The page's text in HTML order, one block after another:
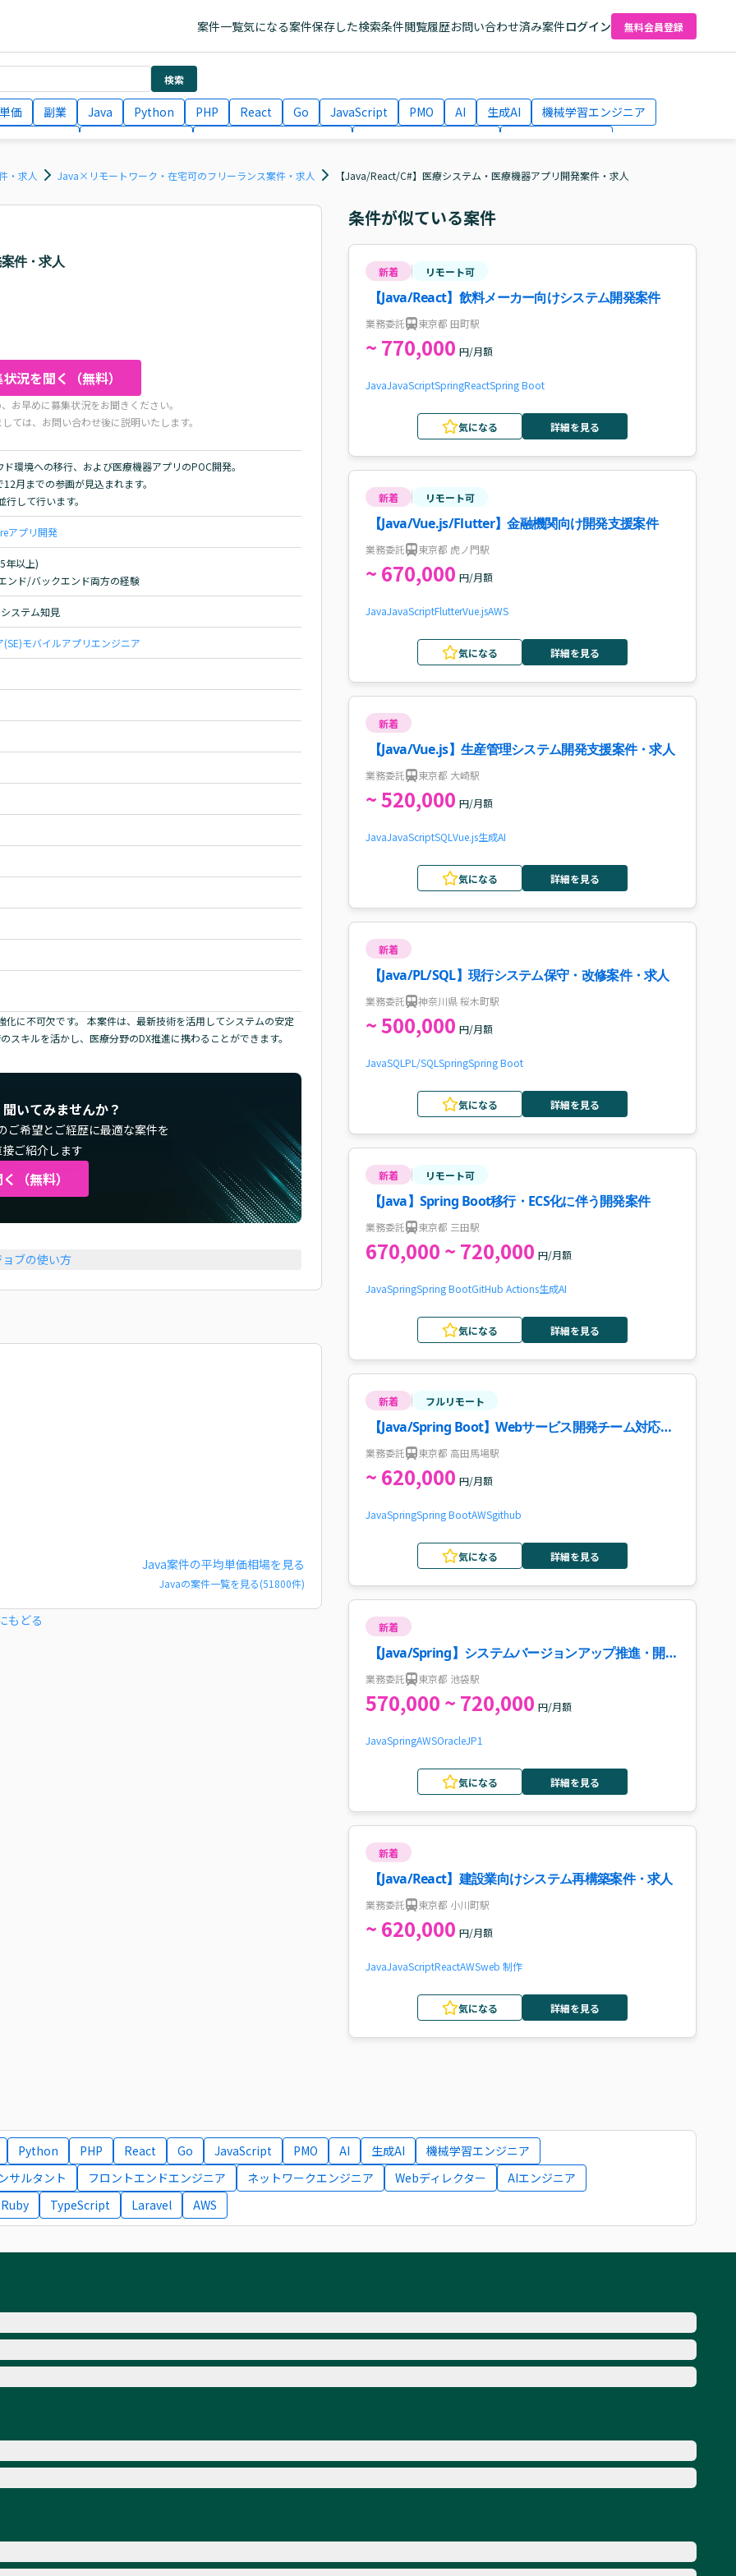
案件一覧気になる案件保存した検索条件閲覧履歴お問い合わせ済み案件ログイン 無料会員登録
検索
価 副業 Java Python PHP React Go JavaScript PMO AI 生成AI
機械学習エンジニア
月収100万円 業務委託
・求人 Java×リモートワーク・在宅可のフリーランス案件・求人 【Java/React/C#】医療システム・医療機器アプリ開発案件・求人
件・求人
況を聞く（無料）
お早めに募集状況をお聞きください。
ては、お問い合わせ後に説明いたします。
環境への移行、および医療機器アプリのPOC開発。
月までの参画が見込まれます。
して行います。
アプリ開発
年以上)
ンド/バックエンド両方の経験
ステム知見
モバイルアプリエンジニア
に不可欠です。 本案件は、最新技術を活用してシステムの安定
キルを活かし、医療分野のDX推進に携わることができます。
いてみませんか？
ご希望とご経歴に最適な案件を
ご紹介します
（無料）
ブの使い方
Java案件の平均単価相場を見る
Javaの案件一覧を見る(51800件)
もどる
条件が似ている案件
新着 リモート可
【Java/React】飲料メーカー向けシステム開発案件
業務委託 東京都 田町駅
~ 770,000 円/月額
JavaJavaScriptSpringReactSpring Boot
気になる 詳細を見る
新着 リモート可
【Java/Vue.js/Flutter】金融機関向け開発支援案件
業務委託 東京都 虎ノ門駅
~ 670,000 円/月額
JavaJavaScriptFlutterVue.jsAWS
気になる 詳細を見る
新着
【Java/Vue.js】生産管理システム開発支援案件・求人
業務委託 東京都 大崎駅
~ 520,000 円/月額
JavaJavaScriptSQL Vue.js生成AI
気になる 詳細を見る
新着
【Java/PL/SQL】現行システム保守・改修案件・求人
業務委託 神奈川県 桜木町駅
~ 500,000 円/月額
JavaSQL PL/SQL SpringSpring Boot
気になる 詳細を見る
新着 リモート可
【Java】Spring Boot移行・ECS化に伴う開発案件
業務委託 東京都 三田駅
670,000 ~ 720,000 円/月額
JavaSpringSpring BootGitHub Actions生成AI
気になる 詳細を見る
新着 フルリモート
【Java/Spring Boot】Webサービス開発チーム対応案
件・求人
業務委託 東京都 高田馬場駅
~ 620,000 円/月額
JavaSpringSpring BootAWSgithub
気になる 詳細を見る
新着
【Java/Spring】システムバージョンアップ推進・開発
支援案件・求人
業務委託 東京都 池袋駅
570,000 ~ 720,000 円/月額
JavaSpringAWSOracleJP1
気になる 詳細を見る
新着
【Java/React】建設業向けシステム再構築案件・求人
業務委託 東京都 小川町駅
~ 620,000 円/月額
JavaJavaScriptReactAWSweb 制作
気になる 詳細を見る
Python PHP React Go JavaScript PMO AI 生成AI
機械学習エンジニア
サルタント
フロントエンドエンジニア ネットワークエンジニア Webディレクター
AIエンジニア
Ruby
TypeScript Laravel AWS